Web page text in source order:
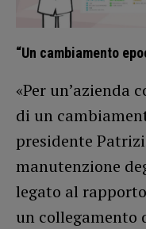
“Un cambiamento
«Per un’azienda
di un
presidente
manutenzione
legato al
un